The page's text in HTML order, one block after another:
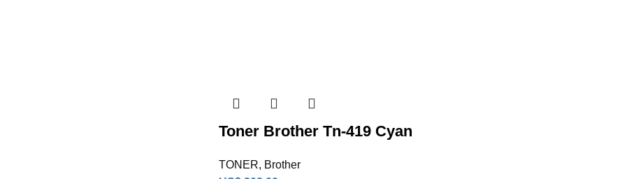
Toner Brother Tn-419 Cyan
TONER, Brother